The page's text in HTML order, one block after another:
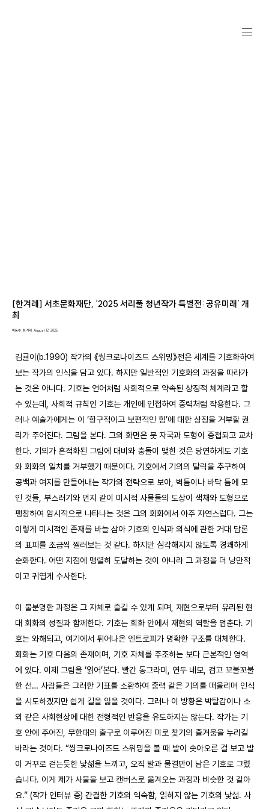
[한겨레] 서초문화재단, ‘2025 서리풀 청년작가 특별전: 공유미래’ 개
최
이동구, 한겨레, August 12, 2025
김귤이(b.1990) 작가의 《씽크로나이즈드 스위밍》전은 세계를 기호화하여
보는 작가의 인식을 담고 있다. 하지만 일반적인 기호화의 과정을 따라가
는 것은 아니다. 기호는 언어처럼 사회적으로 약속된 상징적 체계라고 할
수 있는데, 사회적 규칙인 기호는 개인에 인접하여 중력처럼 작용한다. 그
러나 예술가에게는 이 ‘항구적이고 보편적인 힘’에 대한 상징을 거부할 권
리가 주어진다. 그림을 본다. 그의 화면은 붓 자국과 도형이 중첩되고 교차
한다. 기의가 흔적화된 그림에 대비와 충돌이 맺힌 것은 당연하게도 기호
와 회화의 일치를 거부했기 때문이다. 기호에서 기의의 탈락을 추구하여
공백과 여지를 만들어내는 작가의 전략으로 보아, 벽틈이나 바닥 틈에 모
인 것들, 부스러기와 먼지 같이 미시적 사물들의 도상이 색채와 도형으로
팽창하여 암시적으로 나타나는 것은 그의 회화에서 아주 자연스럽다. 그는
이렇게 미시적인 존재를 바늘 삼아 기호의 인식과 의식에 관한 거대 담론
의 표피를 조금씩 찔러보는 것 같다. 하지만 심각해지지 않도록 경쾌하게
순화한다. 어떤 지점에 맹렬히 도달하는 것이 아니라 그 과정을 더 낭만적
이고 귀엽게 수사한다.
이 불분명한 과정은 그 자체로 즐길 수 있게 되며, 재현으로부터 유리된 현
대 회화의 성질과 함께한다. 기호는 회화 안에서 재현의 역할을 멈춘다. 기
호는 와해되고, 여기에서 튀어나온 엔트로피가 명확한 구조를 대체한다.
회화는 기호 다음의 존재이며, 기호 자체를 주조하는 보다 근본적인 영역
에 있다. 이제 그림을 ‘읽어’본다. 빨간 동그라미, 연두 네모, 검고 꼬불꼬불
한 선… 사람들은 그러한 기표를 소환하여 중력 같은 기의를 떠올리며 인식
을 시도하겠지만 쉽게 길을 잃을 것이다. 그러나 이 방황은 박탈감이나 소
외 같은 사회현상에 대한 전형적인 반응을 유도하지는 않는다. 작가는 기
호 안에 주어진, 무한대의 출구로 이루어진 미로 찾기의 즐거움을 누리길
바라는 것이다. “씽크로나이즈드 스위밍을 볼 때 발이 솟아오른 걸 보고 발
이 거꾸로 걷는듯한 낯섦을 느끼고, 오직 발과 물결만이 남은 기호로 그렸
습니다. 이게 제가 사물을 보고 캔버스로 옮겨오는 과정과 비슷한 것 같아
요.” (작가 인터뷰 중) 간결한 기호의 익숙함, 읽히지 않는 기호의 낯섦. 사